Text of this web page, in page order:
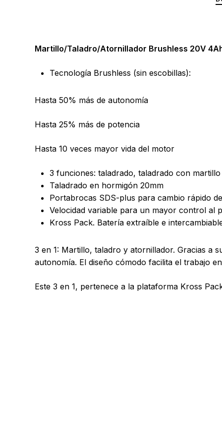
Martillo/Taladro/Atornillador Brushless 20V
Tecnología Brushless (sin escobillas):
Hasta 50% más de autonomía
Hasta 25% más de potencia
Hasta 10 veces mayor vida del motor
3 funciones: taladrado, taladrado con
Taladrado en hormigón 20mm
Portabrocas SDS-plus para cambio rápido
Velocidad variable para un mayor control al
Kross Pack. Batería extraíble e
3 en 1: Martillo, taladro y atornillador. Gracias a
autonomía. El diseño cómodo facilita el trabajo
Este 3 en 1, pertenece a la plataforma Kross